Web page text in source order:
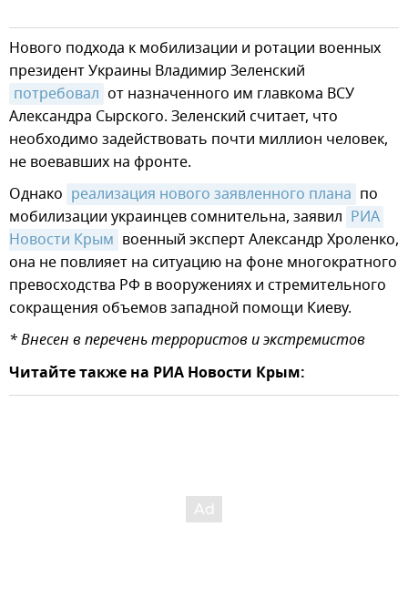
Нового подхода к мобилизации и ротации военных
президент Украины Владимир Зеленский
потребовал от назначенного им главкома ВСУ
Александра Сырского. Зеленский считает, что
необходимо задействовать почти миллион человек,
не воевавших на фронте.
Однако реализация нового заявленного плана по
мобилизации украинцев сомнительна, заявил РИА
Новости Крым военный эксперт Александр Хроленко,
она не повлияет на ситуацию на фоне многократного
превосходства РФ в вооружениях и стремительного
сокращения объемов западной помощи Киеву.
* Внесен в перечень террористов и экстремистов
Читайте также на РИА Новости Крым: